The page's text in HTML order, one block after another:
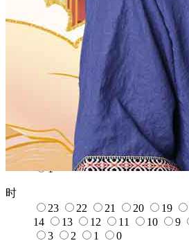
1918
1916 1915
1911
1909 1908
1905
1904 1903 1902
12
11 7
31
30 29 28 27
22
21 20 18 17
12
11 10 9 8 7
1
时
23
22 21 20 19
14
13 12 11 10 9
3
2 1 0